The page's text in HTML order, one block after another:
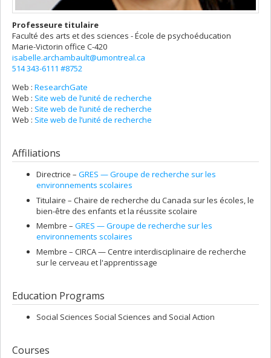
Professeure titulaire
Faculté des arts et des sciences - École de psychoéducation
Marie-Victorin office C-420
isabelle.archambault@umontreal.ca
514 343-6111 #8752
Web : ResearchGate
Web : Site web de l’unité de recherche
Web : Site web de l’unité de recherche
Web : Site web de l’unité de recherche
Affiliations
Directrice – GRES — Groupe de recherche sur les
environnements scolaires
Titulaire – Chaire de recherche du Canada sur les écoles, le
bien-être des enfants et la réussite scolaire
Membre – GRES — Groupe de recherche sur les
environnements scolaires
Membre – CIRCA — Centre interdisciplinaire de recherche
sur le cerveau et l'apprentissage
Education Programs
Social Sciences Social Sciences and Social Action
Courses